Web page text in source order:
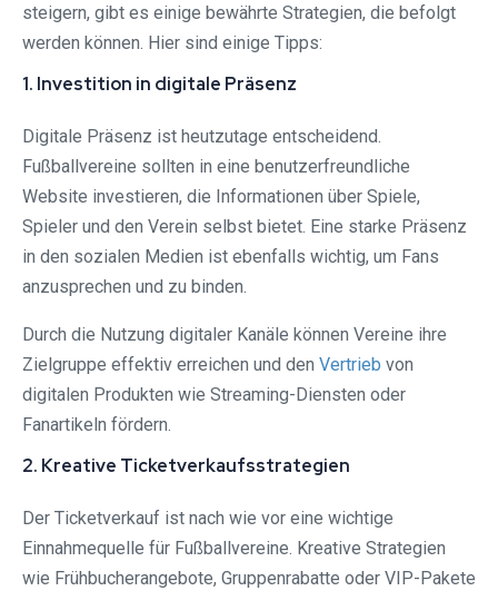
steigern, gibt es einige bewährte Strategien, die befolgt
werden können. Hier sind einige Tipps:
1. Investition in digitale Präsenz
Digitale Präsenz ist heutzutage entscheidend.
Fußballvereine sollten in eine benutzerfreundliche
Website investieren, die Informationen über Spiele,
Spieler und den Verein selbst bietet. Eine starke Präsenz
in den sozialen Medien ist ebenfalls wichtig, um Fans
anzusprechen und zu binden.
Durch die Nutzung digitaler Kanäle können Vereine ihre
Zielgruppe effektiv erreichen und den Vertrieb von
digitalen Produkten wie Streaming-Diensten oder
Fanartikeln fördern.
2. Kreative Ticketverkaufsstrategien
Der Ticketverkauf ist nach wie vor eine wichtige
Einnahmequelle für Fußballvereine. Kreative Strategien
wie Frühbucherangebote, Gruppenrabatte oder VIP-Pakete